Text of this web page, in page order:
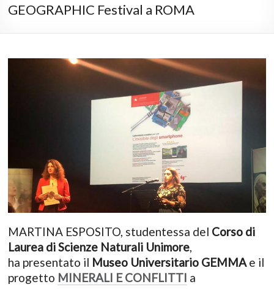
GEOGRAPHIC Festival a ROMA
MARTINA ESPOSITO, studentessa del Corso di
Laurea di Scienze Naturali Unimore,
ha presentato il Museo Universitario GEMMAe il
progetto MINERALI E CONFLITTI a